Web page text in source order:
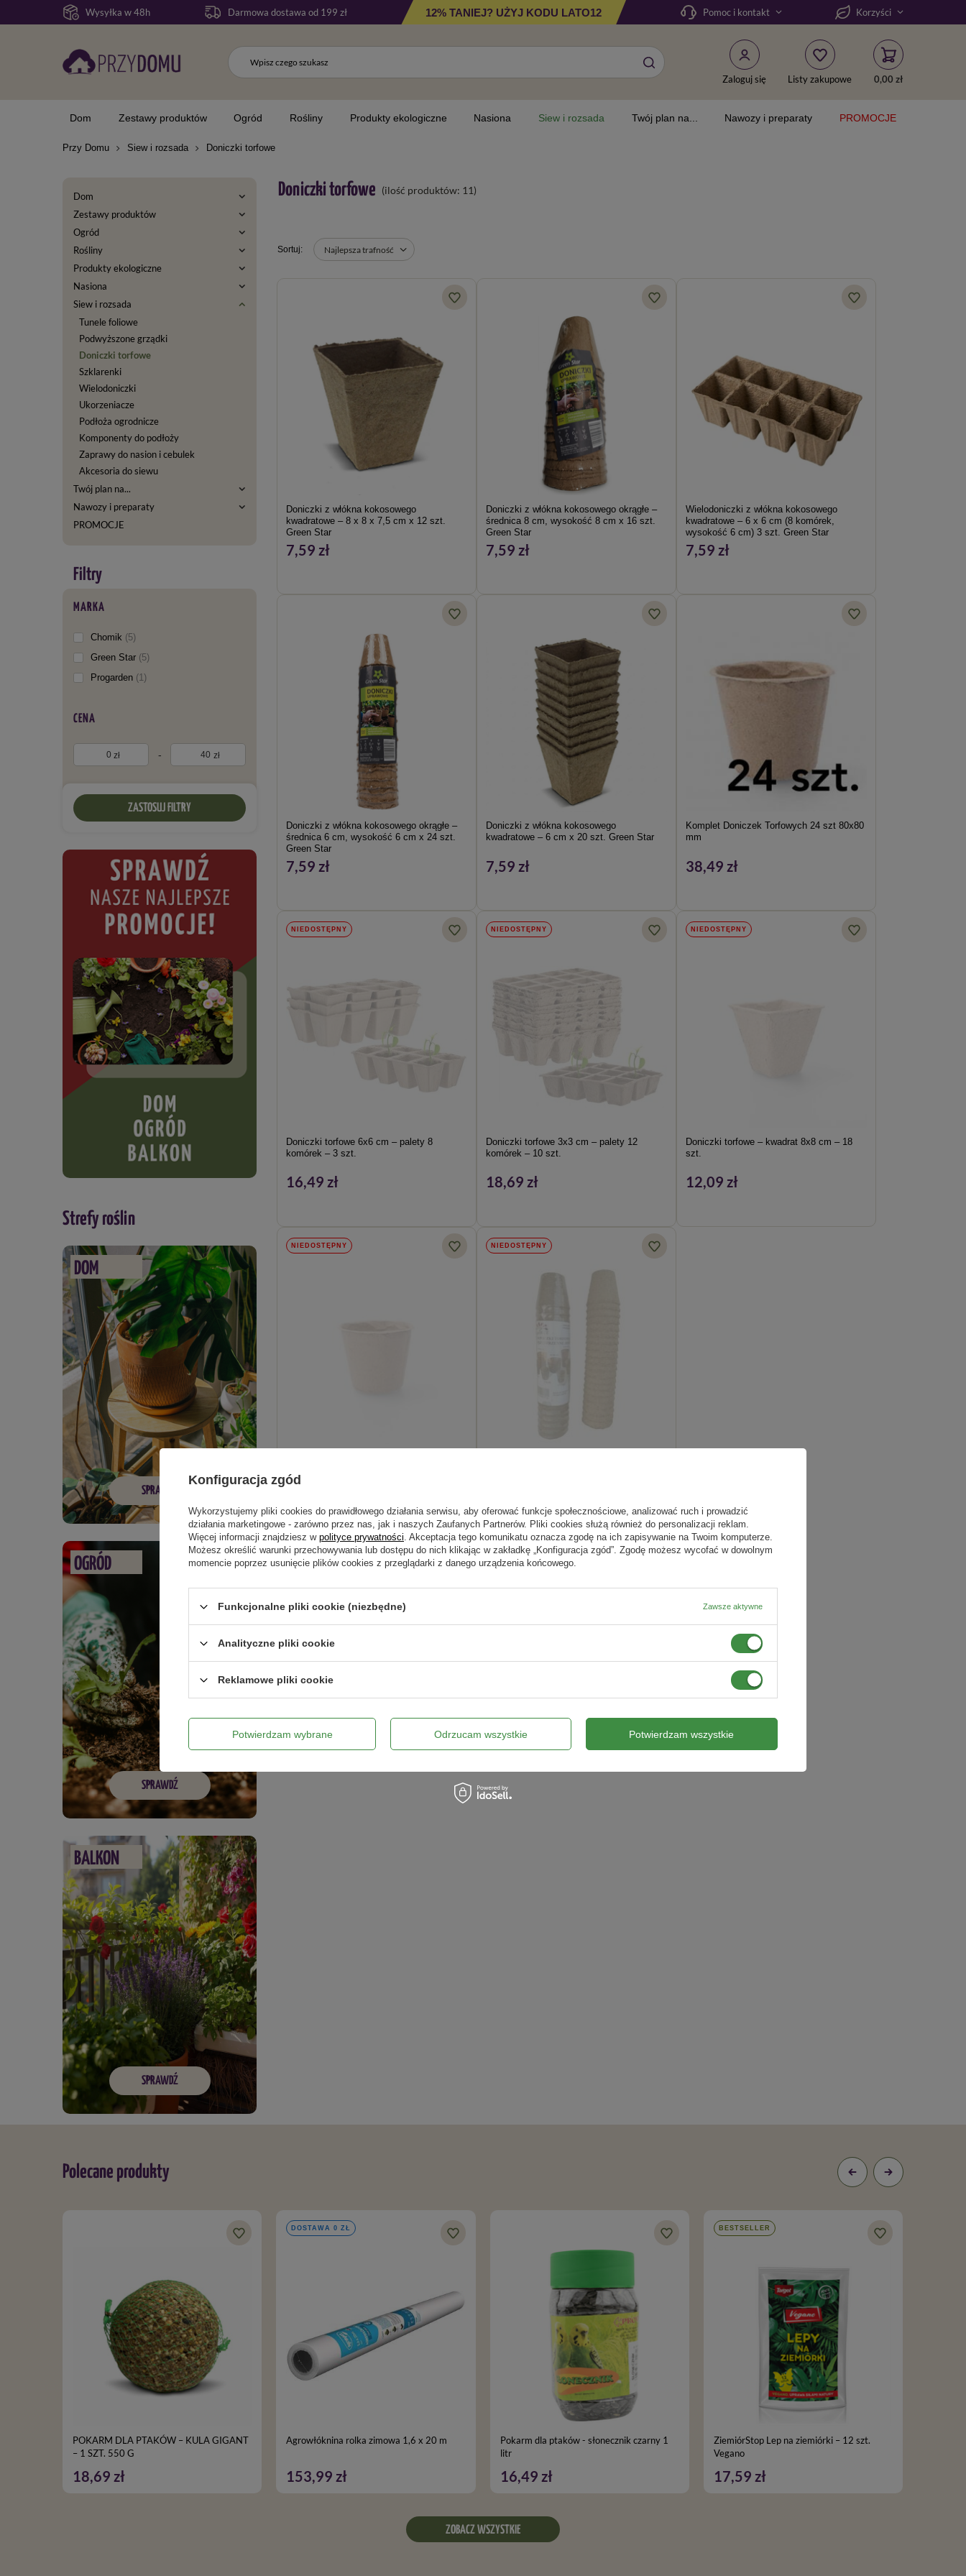
Wysyłka w 48h Darmowa dostawa od 199 zł 12% TANIEJ? UŻYJ KODU LATO12 Pomoc i kontakt Korzyści
Zaloguj się Listy zakupowe 0,00 zł
Dom Zestawy produktów Ogród Rośliny Produkty ekologiczne Nasiona Siew i rozsada Twój plan na... Nawozy i preparaty PROMOCJE
Przy Domu Siew i rozsada Doniczki torfowe
Dom
Zestawy produktów
Ogród
Rośliny
Produkty ekologiczne
Nasiona
Siew i rozsada
Tunele foliowe
Podwyższone grządki
Doniczki torfowe
Szklarenki
Wielodoniczki
Ukorzeniacze
Podłoża ogrodnicze
Komponenty do podłoży
Zaprawy do nasion i cebulek
Akcesoria do siewu
Twój plan na...
Nawozy i preparaty
PROMOCJE
MARKA
Chomik
5
Green Star 5
Progarden 1
CENA
zł - zł
ZASTOSUJ FILTRY
Strefy roślin
DOM
SPRAWDŹ
OGRÓD
SPRAWDŹ
BALKON
SPRAWDŹ
Doniczki torfowe (ilość produktów: 11)
Najlepsza trafność
Doniczki z włókna kokosowego
kwadratowe – 8 x 8 x 7,5 cm x 12 szt.
Green Star
7,59 zł
Doniczki z włókna kokosowego okrągłe –
średnica 8 cm, wysokość 8 cm x 16 szt.
Green Star
7,59 zł
Wielodoniczki z włókna kokosowego
kwadratowe – 6 x 6 cm (8 komórek,
wysokość 6 cm) 3 szt. Green Star
7,59 zł
Doniczki z włókna kokosowego okrągłe –
średnica 6 cm, wysokość 6 cm x 24 szt.
Green Star
7,59 zł
Doniczki z włókna kokosowego
kwadratowe – 6 cm x 20 szt. Green Star
7,59 zł
Komplet Doniczek Torfowych 24 szt 80x80
mm
38,49 zł
NIEDOSTĘPNY
Doniczki torfowe 6x6 cm – palety 8
komórek – 3 szt.
16,49 zł
NIEDOSTĘPNY
Doniczki torfowe 3x3 cm – palety 12
komórek – 10 szt.
18,69 zł
NIEDOSTĘPNY
Doniczki torfowe – kwadrat 8x8 cm – 18
szt.
12,09 zł
NIEDOSTĘPNY NIEDOSTĘPNY
Polecane produkty
POKARM DLA PTAKÓW – KULA GIGANT
– 1 SZT. 550 G
18,69 zł
DOSTAWA 0 ZŁ
Agrowłóknina rolka zimowa 1,6 x 20 m
153,99 zł
Pokarm dla ptaków - słonecznik czarny 1
litr
16,49 zł
BESTSELLER
ZiemiórStop Lep na ziemiórki – 12 szt.
Vegano
17,59 zł
ZOBACZ WSZYSTKIE
Konfiguracja zgód
Wykorzystujemy pliki cookies do prawidłowego działania serwisu, aby oferować funkcje społecznościowe, analizować ruch i prowadzić
działania marketingowe - zarówno przez nas, jak i naszych Zaufanych Partnerów. Pliki cookies służą również do personalizacji reklam.
Więcej informacji znajdziesz w polityce prywatności. Akceptacja tego komunikatu oznacza zgodę na ich zapisywanie na Twoim komputerze.
Możesz określić warunki przechowywania lub dostępu do nich klikając w zakładkę „Konfiguracja zgód”. Zgodę możesz wycofać w dowolnym
momencie poprzez usunięcie plików cookies z przeglądarki z danego urządzenia końcowego.
Funkcjonalne pliki cookie (niezbędne) Zawsze aktywne
Analityczne pliki cookie
Reklamowe pliki cookie
Potwierdzam wybrane Odrzucam wszystkie Potwierdzam wszystkie